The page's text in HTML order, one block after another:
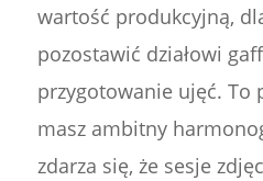
wartość produkcyjną,
pozostawić działowi
przygotowanie ujęć. To
masz ambitny
zdarza się, że sesje